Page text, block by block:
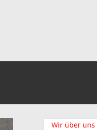
Wir über uns